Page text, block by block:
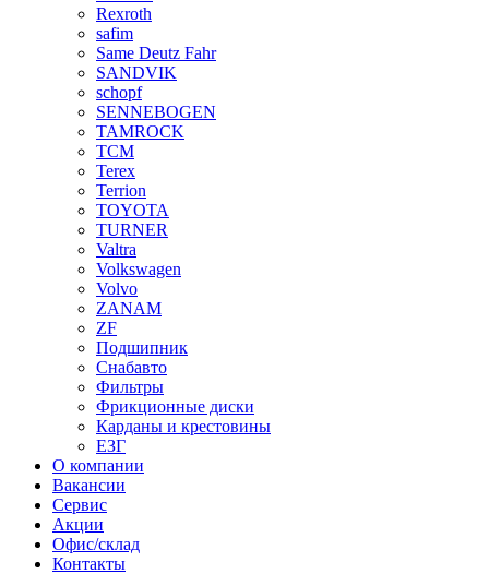
Rexroth
safim
Same Deutz Fahr
SANDVIK
schopf
SENNEBOGEN
TAMROCK
TCM
Terex
Terrion
TOYOTA
TURNER
Valtra
Volkswagen
Volvo
ZANAM
ZF
Подшипник
Снабавто
Фильтры
Фрикционные диски
Карданы и крестовины
ЕЗГ
О компании
Вакансии
Сервис
Акции
Офис/склад
Контакты